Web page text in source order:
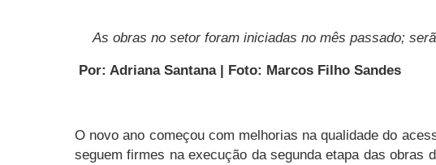
As obras no setor foram iniciadas no mês passado;
Por: Adriana Santana | Foto: Marcos Filho Sandes
O novo ano começou com melhorias na qualidade do
seguem firmes na execução da segunda etapa das